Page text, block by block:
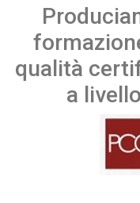
qualità
a